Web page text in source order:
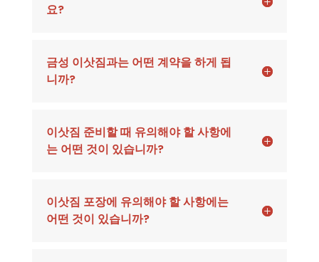
요?
금성 이삿짐과는 어떤 계약을 하게 됩
니까?
이삿짐 준비할 때 유의해야 할 사항에
는 어떤 것이 있습니까?
이삿짐 포장에 유의해야 할 사항에는
어떤 것이 있습니까?